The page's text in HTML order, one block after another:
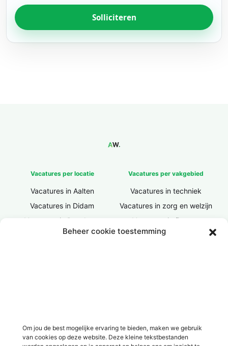
Beheer cookie toestemming
Om jou de best mogelijke ervaring te bieden, maken we gebruik
van cookies op deze website. Deze kleine tekstbestanden
Vacatures per locatie
Vacatures in Aalten
Vacatures in Didam
Vacatures in Doesburg
Vacatures in Doetinchem
Vacatures in Varsseveld
Vacatures in Winterswijk
Vacatures per vakgebied
Vacatures in techniek
Vacatures in zorg en welzijn
Vacatures in finance
Vacatures in ICT / IT